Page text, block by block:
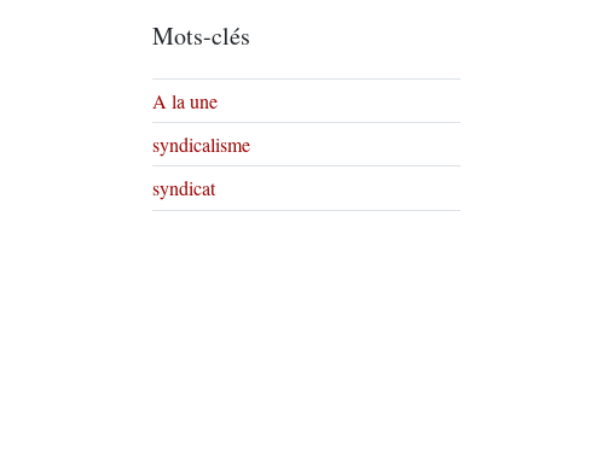
Mots-clés
A la une
syndicalisme
syndicat